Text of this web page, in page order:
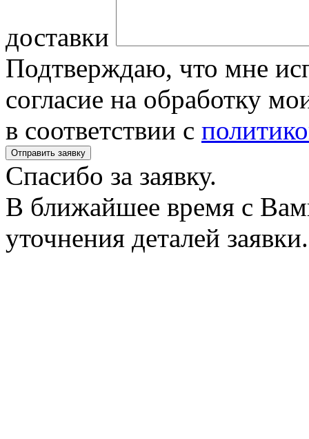
доставки
Подтверждаю, что мне
согласие на обработку
в соответствии с
Спасибо за заявку.
В ближайшее время с
уточнения деталей заявки.